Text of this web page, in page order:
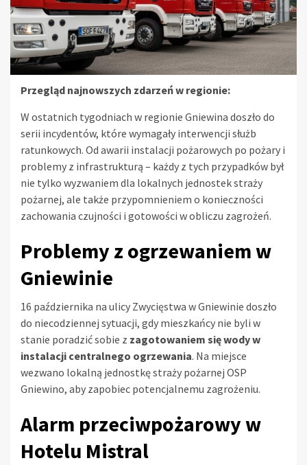
Przegląd najnowszych zdarzeń w regionie:
W ostatnich tygodniach w regionie Gniewina doszło do
serii incydentów, które wymagały interwencji służb
ratunkowych. Od awarii instalacji pożarowych po pożary i
problemy z infrastrukturą – każdy z tych przypadków był
nie tylko wyzwaniem dla lokalnych jednostek straży
pożarnej, ale także przypomnieniem o konieczności
zachowania czujności i gotowości w obliczu zagrożeń.
Problemy z ogrzewaniem w
Gniewinie
16 października na ulicy Zwycięstwa w Gniewinie doszło
do niecodziennej sytuacji, gdy mieszkańcy nie byli w
stanie poradzić sobie z zagotowaniem się wody w
instalacji centralnego ogrzewania. Na miejsce
wezwano lokalną jednostkę straży pożarnej OSP
Gniewino, aby zapobiec potencjalnemu zagrożeniu.
Alarm przeciwpożarowy w
Hotelu Mistral